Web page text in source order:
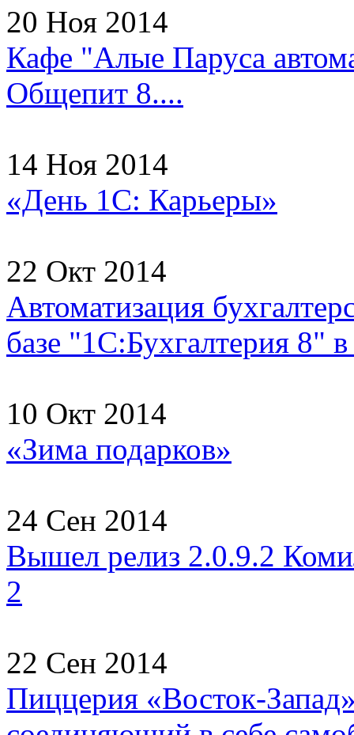
20 Ноя 2014
Кафе "Алые Паруса
Общепит 8....
14 Ноя 2014
«День 1С: Карьеры»
22 Окт 2014
Автоматизация
базе "1С:Бухгалтерия
10 Окт 2014
«Зима подарков»
24 Сен 2014
Вышел релиз 2.0.9.2
2
22 Сен 2014
Пиццерия «Восток-